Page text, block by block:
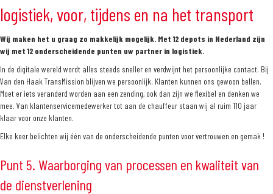
logistiek, voor, tijdens en na het transport
Wij maken het u graag zo makkelijk mogelijk. Met 12 depots in Nederland zijn
wij met 12 onderscheidende punten uw partner in logistiek.
In de digitale wereld wordt alles steeds sneller en verdwijnt het persoonlijke contact. Bij
Van den Haak TransMission blijven we persoonlijk. Klanten kunnen ons gewoon bellen.
Moet er iets veranderd worden aan een zending, ook dan zijn we flexibel en denken we
mee. Van klantenservicemedewerker tot aan de chauffeur staan wij al ruim 110 jaar
klaar voor onze klanten.
Elke keer belichten wij één van de onderscheidende punten voor vertrouwen en gemak !
Punt 5. Waarborging van processen en kwaliteit van
de dienstverlening